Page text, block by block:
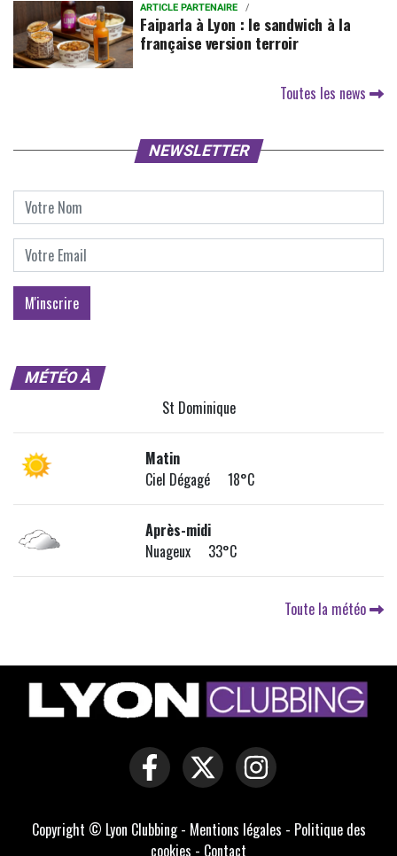
ARTICLE PARTENAIRE
Faiparla à Lyon : le sandwich à la
française version terroir
Toutes les news
NEWSLETTER
MÉTÉO À
St Dominique
Matin
Ciel Dégagé 18°C
Après-midi
Nuageux 33°C
Toute la météo
Copyright © Lyon Clubbing - Mentions légales - Politique des
cookies - Contact